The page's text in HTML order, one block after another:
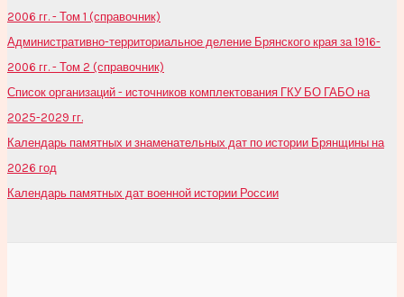
2006 гг. - Том 1 (справочник)
Административно-территориальное деление Брянского края за 1916-
2006 гг. - Том 2 (справочник)
Список организаций - источников комплектования ГКУ БО ГАБО на
2025-2029 гг.
Календарь памятных и знаменательных дат по истории Брянщины на
2026 год
Календарь памятных дат военной истории России